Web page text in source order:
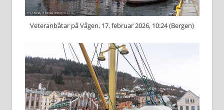
Veteranbåtar på Vågen, 17. februar 2026, 10:24 (Bergen)